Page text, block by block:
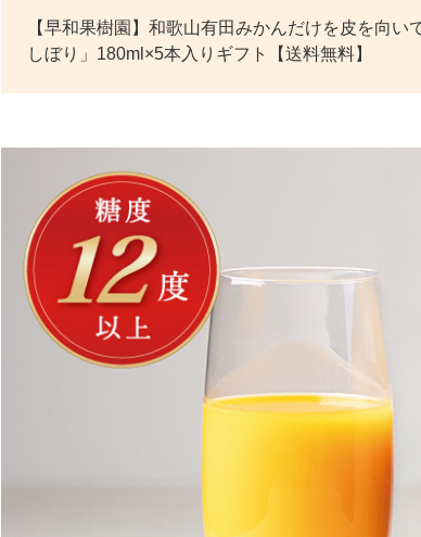
【早和果樹園】和歌山有田みかんだけを皮を向
しぼり」180ml×5本入りギフト【送料無料】